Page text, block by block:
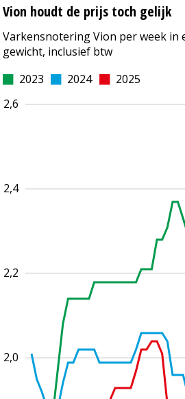
Vion houdt de prijs toch gelijk
Varkensnotering Vion per week in
gewicht, inclusief btw
2023
2024 2025
2,0
2,2
2,4
2,6